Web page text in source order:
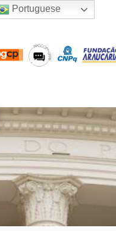
Portuguese